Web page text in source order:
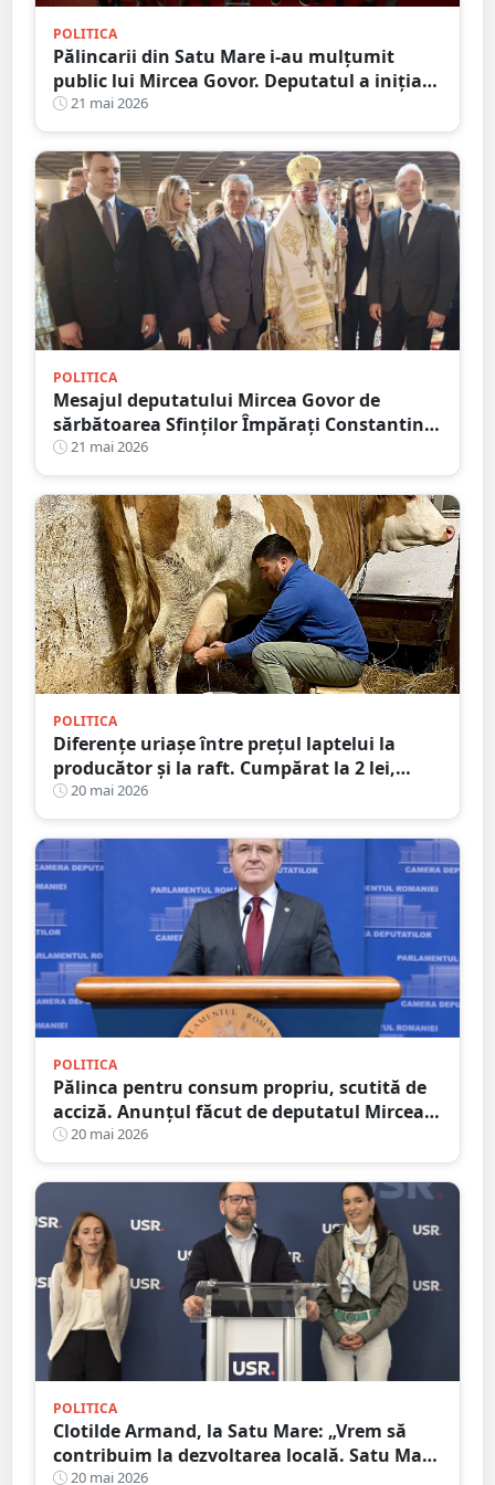
POLITICA
Pălincarii din Satu Mare i-au mulțumit
public lui Mircea Govor. Deputatul a inițiat
scutirea de acciză pentru pălincă
21 mai 2026
POLITICA
Mesajul deputatului Mircea Govor de
sărbătoarea Sfinților Împărați Constantin
și Elena: ”Avem nevoie, mai mult ca
oricând, de unitate, solidaritate și
înțelepciune”
21 mai 2026
POLITICA
Diferențe uriașe între prețul laptelui la
producător și la raft. Cumpărat la 2 lei,
vândut la 11 lei! Amenzi de milioane de
euro
20 mai 2026
POLITICA
Pălinca pentru consum propriu, scutită de
acciză. Anunțul făcut de deputatul Mircea
Govor
20 mai 2026
POLITICA
Clotilde Armand, la Satu Mare: „Vrem să
contribuim la dezvoltarea locală. Satu Mare
merită mai mult&quot;
20 mai 2026